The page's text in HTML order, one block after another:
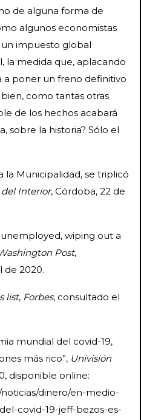
de alguna forma de
algunos economistas
impuesto global
la medida que, aplacando
poner un freno definitivo
como tantas otras
de los hechos acabará
sobre la historia? Sólo el
la Municipalidad, se triplicó
del Interior, Córdoba, 22 de
unemployed, wiping out a
Post,
de 2020.
list, Forbes, consultado el
mundial del covid-19,
más rico”, Univisión
disponible online:
dinero/en-medio-
covid-19-jeff-bezos-es-